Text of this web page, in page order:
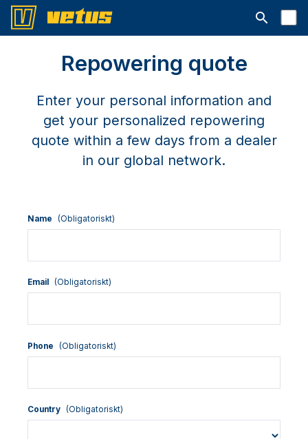
Open
Repowering quote
Enter your personal information and
get your personalized repowering
quote within a few days from a dealer
in our global network.
Name (Obligatoriskt)
Email (Obligatoriskt)
Phone (Obligatoriskt)
Country (Obligatoriskt)